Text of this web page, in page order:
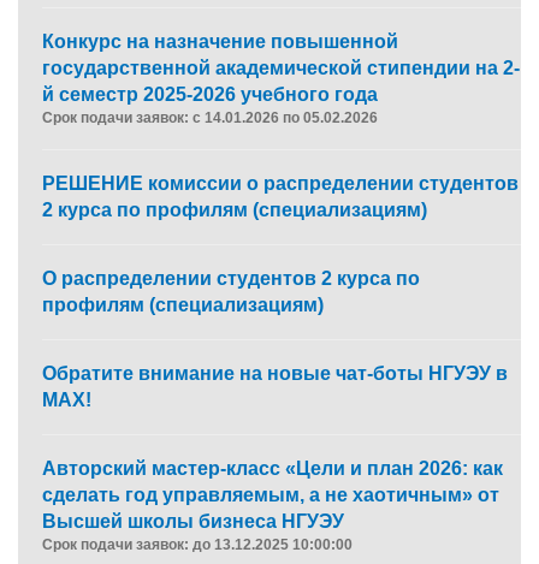
Конкурс на назначение повышенной
государственной академической стипендии на 2-
й семестр 2025-2026 учебного года
Срок подачи заявок: с 14.01.2026 по 05.02.2026
РЕШЕНИЕ комиссии о распределении студентов
2 курса по профилям (специализациям)
О распределении студентов 2 курса по
профилям (специализациям)
Обратите внимание на новые чат-боты НГУЭУ в
MAX!
Авторский мастер-класс «Цели и план 2026: как
сделать год управляемым, а не хаотичным» от
Высшей школы бизнеса НГУЭУ
Срок подачи заявок: до 13.12.2025 10:00:00